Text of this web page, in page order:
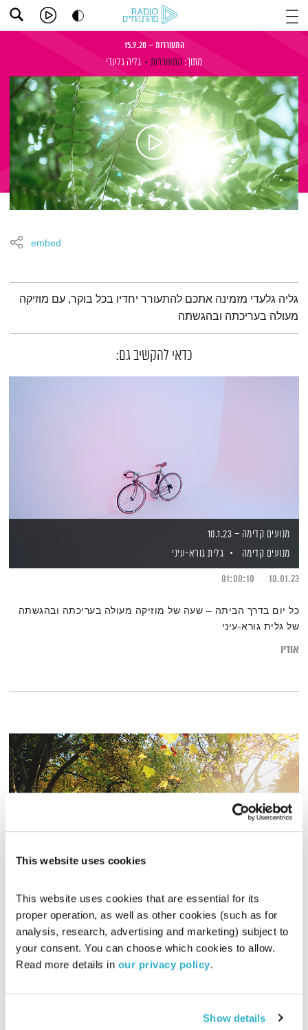
This website uses cookies
This website uses cookies that are essential for its
proper operation, as well as other cookies (such as for
analysis, research, advertising and marketing) subject to
your consent. You can choose which cookies to allow.
Read more details in our privacy policy.
Show details
התעוררות – 15.9.20
מתוך: התעוררות גליה גלעדי
embed
תמצית הפודקאסט
גליה גלעדי מזמינה אתכם להתעורר יחדיו בכל בוקר, עם מוזיקה
מעולה בעריכתה ובהגשתה
כדאי להקשיב גם:
מנועים קדימה – 10.1.23
מנועים קדימה
גלית גורא-עיני
10.01.23
01:00:10
כל יום בדרך הביתה – שעה של מוזיקה מעולה בעריכתה ובהגשתה
של גלית גורא-עיני
אודיו
אסימונים
ענת קלו לברון
30.07.12
00:59:43
גבי ניצן, הסופר הרומנטיקן, קם בבוקר ואוהב. הוא אוהב את הקפה
אודיו